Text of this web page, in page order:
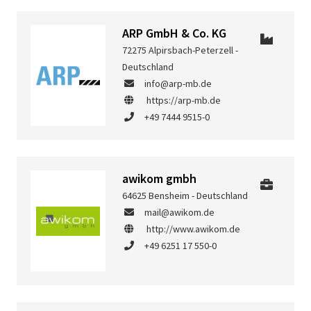
ARP GmbH & Co. KG
72275 Alpirsbach-Peterzell -
Deutschland
info@arp-mb.de
https://arp-mb.de
+49 7444 9515-0
awikom gmbh
64625 Bensheim - Deutschland
mail@awikom.de
http://www.awikom.de
+49 6251 17 550-0